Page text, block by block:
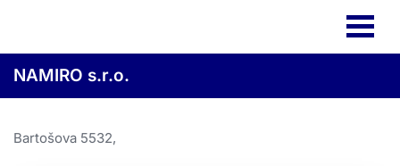
NAMIRO s.r.o.
Bartošova 5532,